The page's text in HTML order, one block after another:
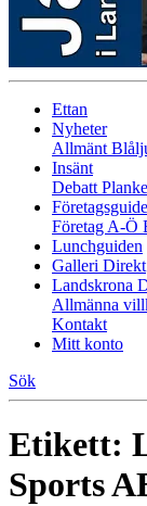
Ettan
Nyheter
Allmänt
Insänt
Debatt
Företag A-Ö
Lunchguiden
Galleri Direkt
Landskrona
Allmänna
Kontakt
Mitt konto
Sök
Etikett:
Sports